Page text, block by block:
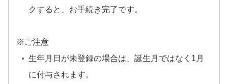
クすると、お手続き完了です。
※ご注意
生年月日が未登録の場合は、誕生月ではなく1月
に付与されます。